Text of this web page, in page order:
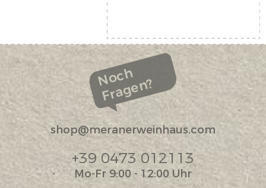
Noch
Fragen?
shop@meranerweinhaus.com
+39 0473 012113
Mo-Fr 9:00 - 12:00 Uhr